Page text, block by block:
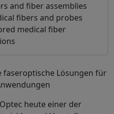
and fiber assemblies
fibers and probes
medical fiber
faseroptische Lösungen für
heute einer der